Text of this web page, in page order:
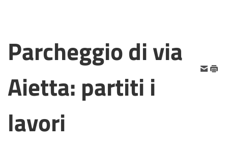
Parcheggio di via
Aietta: partiti i
lavori